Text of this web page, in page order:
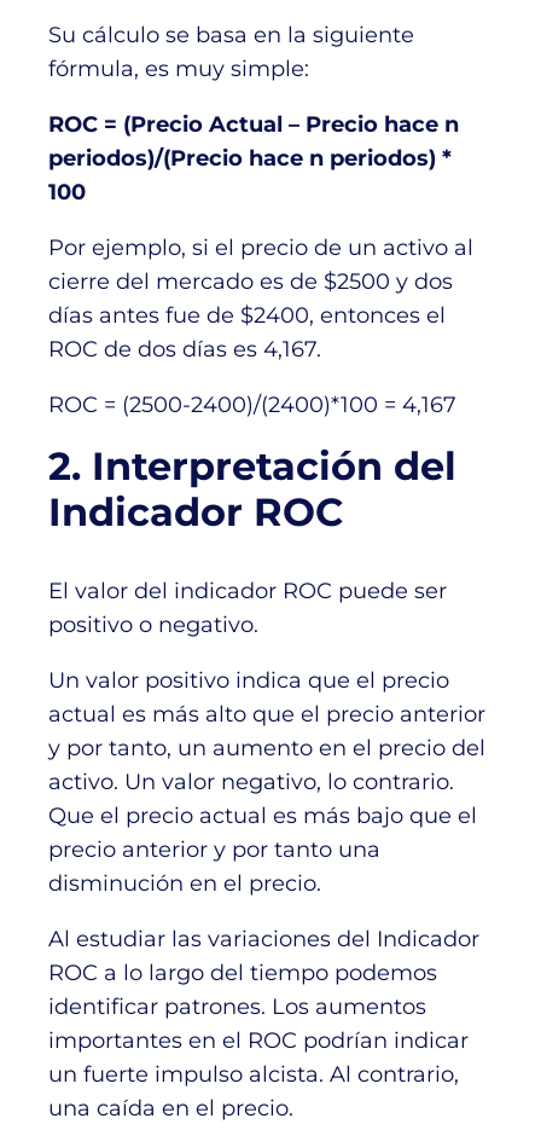
Su cálculo se basa en la siguiente
fórmula, es muy simple:
ROC = (Precio Actual – Precio hace n
periodos)/(Precio hace n periodos) *
100
Por ejemplo, si el precio de un activo al
cierre del mercado es de $2500 y dos
días antes fue de $2400, entonces el
ROC de dos días es 4,167.
ROC = (2500-2400)/(2400)*100 = 4,167
2. Interpretación del
Indicador ROC
El valor del indicador ROC puede ser
positivo o negativo.
Un valor positivo indica que el precio
actual es más alto que el precio anterior
y por tanto, un aumento en el precio del
activo. Un valor negativo, lo contrario.
Que el precio actual es más bajo que el
precio anterior y por tanto una
disminución en el precio.
Al estudiar las variaciones del Indicador
ROC a lo largo del tiempo podemos
identificar patrones. Los aumentos
importantes en el ROC podrían indicar
un fuerte impulso alcista. Al contrario,
una caída en el precio.